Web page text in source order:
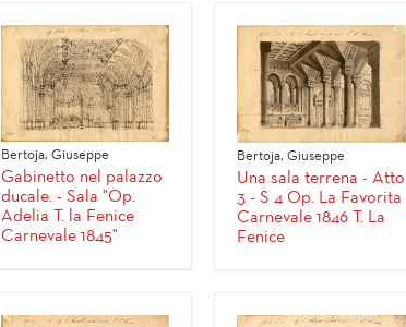
Bertoja, Giuseppe
Gabinetto nel palazzo
ducale. - Sala "Op.
Adelia T. la Fenice
Carnevale 1845"
Bertoja, Giuseppe
Una sala terrena - Atto
3 - S 4 Op. La Favorita
Carnevale 1846 T. La
Fenice